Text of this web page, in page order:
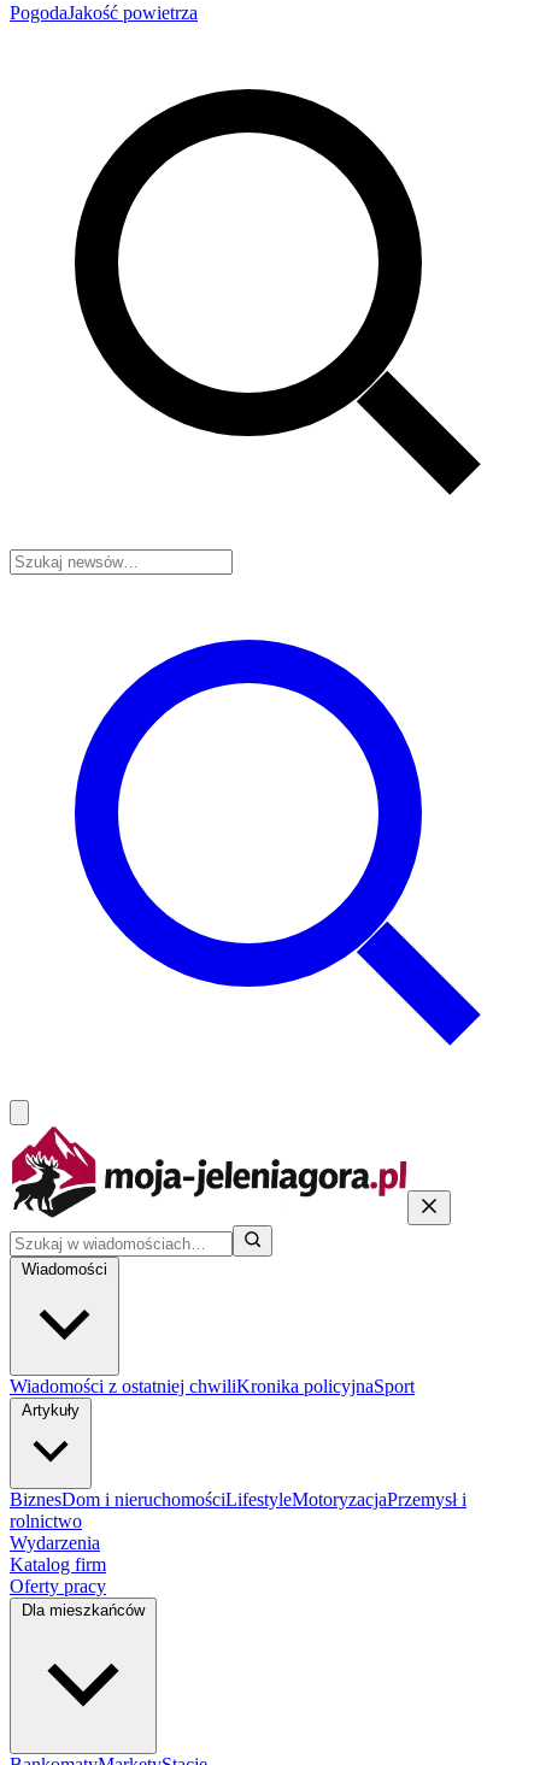
PogodaJakość powietrza
Wiadomości
Wiadomości z ostatniej chwiliKronika policyjnaSport
Artykuły
BiznesDom i nieruchomościLifestyleMotoryzacjaPrzemysł i
rolnictwo
Wydarzenia
Katalog firm
Oferty pracy
Dla mieszkańców